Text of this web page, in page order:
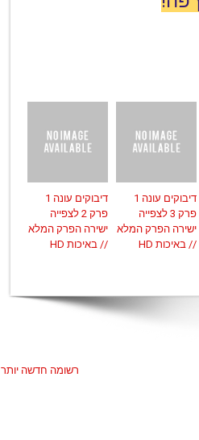
דיבוקים עונה 1
פרק 2 לצפייה
ישירה הפרק המלא
// באיכות HD
דיבוקים עונה 1
פרק 3 לצפייה
ישירה הפרק המלא
// באיכות HD
רשומה חדשה יותר